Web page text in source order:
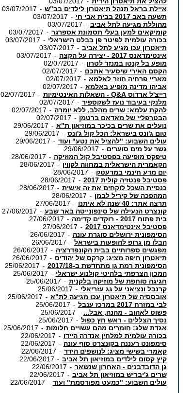
-
איילת בראל תנהל תיאטרון לילדים בב"ש -
03/07/2017
תשעה באב 2017 בבית אבי חי
-
03/07/2017
מהוללת מגיעה לתל אביב -
03/07/2017
קומיקאים למען בעלי תסמונת אספרגר -
03/07/2017
בכורה עולמית לפיטר פן בבלט הישראלי -
03/07/2017
תיאטרון עכו מגיע לתל אביב -
03/07/2017
אינטימדאנס 2017 - יצירה על הקצה
-
03/07/2017
מופע בל קנטו במנזר לטרון -
02/07/2017
הקסם האירי שיסעיר אתכם -
02/07/2017
מאריי פרחיה חוזר לאלמא -
02/07/2017
אביהו מדינה מופיע באלמא -
02/07/2017
רייצ'ל ארדוס Q&A - השאלות האינטימיות
-
02/07/2017
מלנקי בעיבוד נועז לשקספיר -
02/07/2017
להקת עלמא: שרים מהלב, ללא יומרה -
02/07/2017
הבטרפליי של מאדאם ברטמן -
02/07/2017
נועלים את שרים בכיכר במוזיאון ת"א -
29/06/2017
טום ג'ונס בישראל: הכל קול ג'ונס -
29/06/2017
עולים השבוע: "להציל את נטע" ועוד -
29/06/2017
גשר על מים סוערים -
29/06/2017
טיפקס מופיעה בפסטיבל קול המוזיקה -
28/06/2017
הקאמרית הישראלית במחווה לקווין -
28/06/2017
יום מדע חינמי במדעטק -
28/06/2017
פסטיבל פנטזיה קולית 2017
-
28/06/2017
כנסיית השכל לוקחים את זה אישית -
28/06/2017
המהפכה של קיריל לבמן -
28/06/2017
תרצה אתר: 40 שנה לא איתנו
-
27/06/2017
קונצרט הנעילה של סינפונייטה באר שבע -
27/06/2017
בית פתוח 2017 - רוקדים קדימה
-
27/06/2017
פסטיבל אינטימדאנס 2017
-
27/06/2017
הסימפונית ירושלים סוגרת עונה -
26/06/2017
הבלו מן גרופ להופעות בישראל -
26/06/2017
מפגשים ספרותיים בבית הקונפדרציה -
26/06/2017
תיאטרון חיפה מציג: קרקס של יהודים -
26/06/2017
הסימפונית רמת גן מתחדשת ב-2017/18
-
25/06/2017
המכון הצרפתי בלהיטי קולנוע ישראלי -
25/06/2017
חגיגה סוחפת של מוזיקה בלקנית -
25/06/2017
קרנבל ונציאני על גג עזריאלי -
25/06/2017
אובססיה של תיאטרון עכו מגיעה לת"א -
25/06/2017
לבי במזרח 2017 במרכז ענבל
-
25/06/2017
פשוט לאהוב - מהנה, אבל... -
25/06/2017
נסיך הצללים - ראש חץ כפול -
25/06/2017
אגדת שלג: חומרים מהם עשויים חלומות -
25/06/2017
בכורה עולמית למלחין אנדרה היידו -
22/06/2017
סימפונט רעננה בקונצרט סוף עונה -
22/06/2017
קאמרי בשישי מציג: לנושפים הידד -
22/06/2017
קיץ קסום לילדים במוזיאון תל אביב -
22/06/2017
גן הדובדבנים - האחרון שנשאר -
22/06/2017
שרים ג'יבריש במוזיאון תל אביב -
22/06/2017
עולים השבוע: "כמעט מפורסמת" ועוד -
22/06/2017